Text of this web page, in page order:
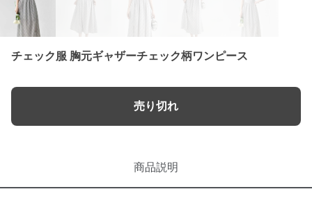
チェック服 胸元ギャザーチェック柄ワンピース
売り切れ
商品説明